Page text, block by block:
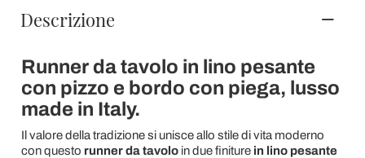
Descrizione
Runner da tavolo in lino pesante
con pizzo e bordo con piega, lusso
made in Italy.
Il valore della tradizione si unisce allo stile di vita moderno
con questo runner da tavolo in due finiturein lino pesante